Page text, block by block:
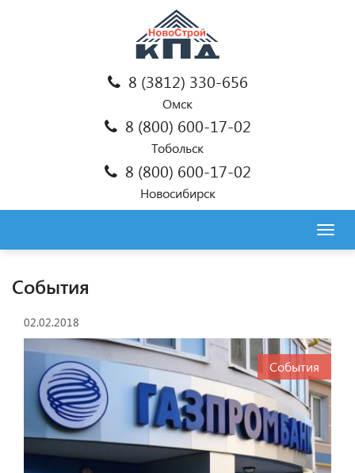
8 (3812) 330-656
Омск
8 (800) 600-17-02
Тобольск
8 (800) 600-17-02
Новосибирск
События
02.02.2018
События